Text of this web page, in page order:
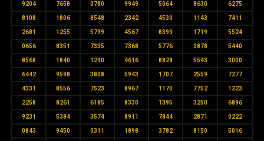
9204 7658 0780 9949 5064 8630 6275
8108 1806 8548 2342 4530 1143 7411
2681 1255 5799 4567 8393 1719 5524
0656 8351 7335 7368 5776 0878 5440
8568 1840 1290 4616 8828 5543 3000
6442 9598 3808 5943 1707 2559 7277
4331 8556 7523 8967 1170 7752 1223
2258 8261 6185 8330 1395 3250 6896
9231 5384 3574 8911 7844 2871 0222
0843 9450 0311 1898 3782 8150 5016